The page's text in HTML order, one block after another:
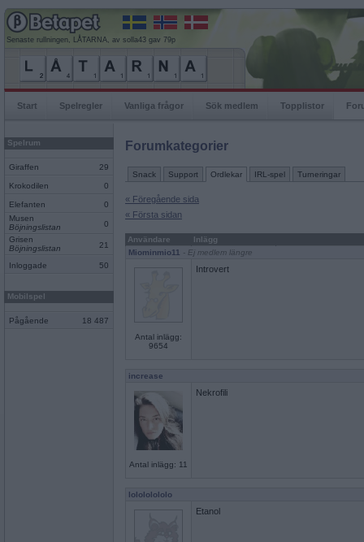
Senaste rullningen, LÅTARNA, av solla43 gav 79p
Start Spelregler Vanliga frågor Sök medlem Topplistor
Spelrum
Giraffen 29
Krokodilen 0
Elefanten
0
Musen
Böjningslistan
0
Grisen
Böjningslistan
21
Inloggade 50
Mobilspel
Pågående 18 487
Forumkategorier
Snack Support Ordlekar IRL-spel Turneringar
« Föregående sida
« Första sidan
Användare
Inlägg
Miominmio11 - Ej medlem längre
Antal inlägg:
9654
Introvert
increase
Antal inlägg: 11
Nekrofili
lolololololo
Etanol